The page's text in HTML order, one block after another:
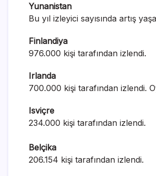
Yunanistan
Bu yıl izleyici sayısında artış
Finlandiya
976.000 kişi tarafından izlendi.
Irlanda
700.000 kişi tarafından izlendi.
Isviçre
234.000 kişi tarafından izlendi.
Belçika
206.154 kişi tarafından izlendi.